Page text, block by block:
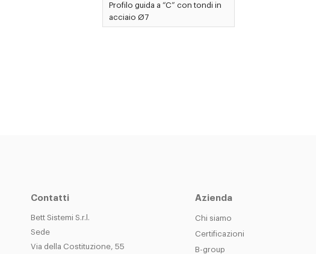
Profilo guida a “C” con tondi in
acciaio Ø7
Contatti
Bett Sistemi S.r.l.
Sede
Via della Costituzione, 55
Azienda
Chi siamo
Certificazioni
B-group